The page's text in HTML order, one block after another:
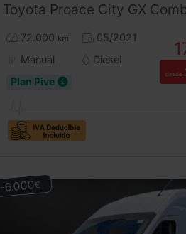
Toyota Proace City GX Combi 5 Plazas 102CV
72.000 km
05/2021
Manual
Diesel
Plan Pive
desde
-6.000€